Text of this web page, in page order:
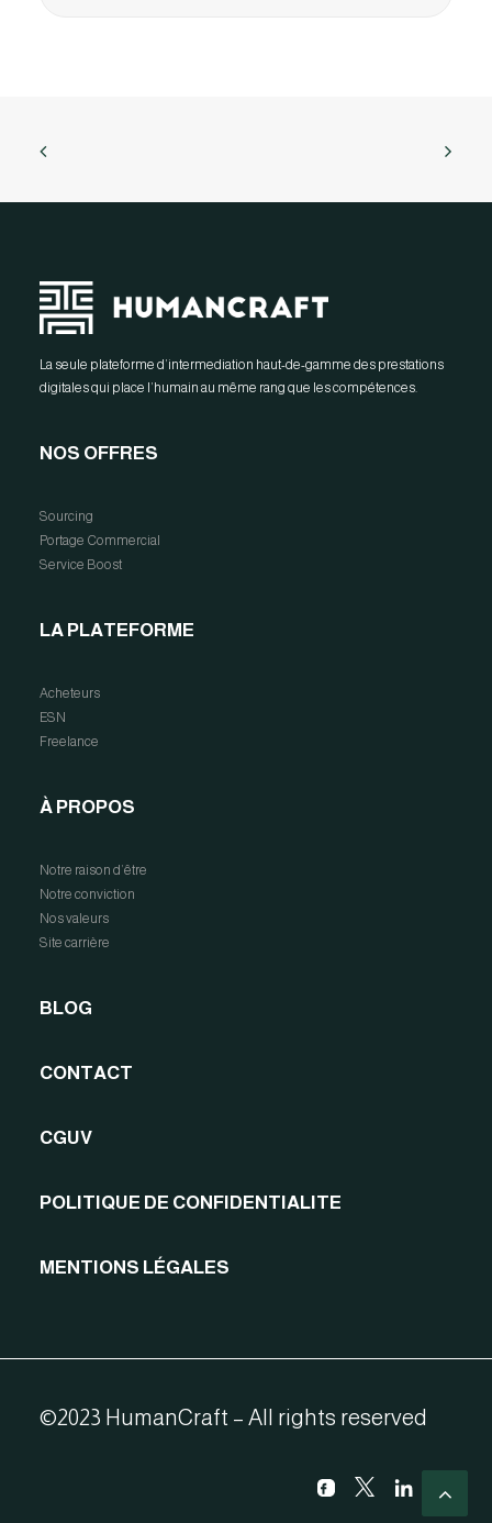
La seule plateforme d’intermediation haut-de-gamme des prestations
digitales qui place l’humain au même rang que les compétences.
NOS OFFRES
Sourcing
Portage Commercial
Service Boost
LA PLATEFORME
Acheteurs
ESN
Freelance
À PROPOS
Notre raison d’être
Notre conviction
Nos valeurs
Site carrière
BLOG
CONTACT
CGUV
POLITIQUE DE CONFIDENTIALITE
MENTIONS LÉGALES
©2023 HumanCraft – All rights reserved